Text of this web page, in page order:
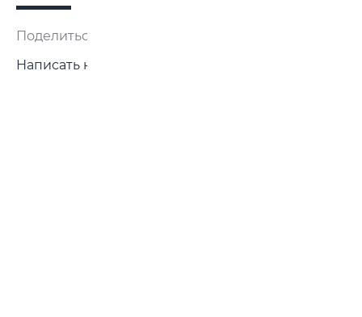
Поделиться:
Написать нам